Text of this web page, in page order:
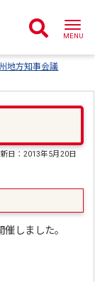
地方知事会議
日：2013年5月20日
しました。